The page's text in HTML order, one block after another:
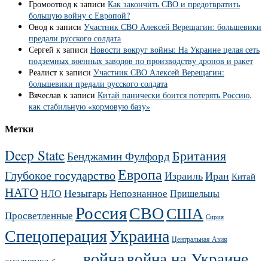
Громоотвод к записи Как закончить СВО и предотвратить
большую войну с Европой?
Овод к записи Участник СВО Алексей Верещагин: большевики
предали русского солдата
Сергей к записи Новости вокруг войны: На Украине целая сеть
подземных военных заводов по производству дронов и ракет
Реалист к записи Участник СВО Алексей Верещагин:
большевики предали русского солдата
Вячеслав к записи Китай панически боится потерять Россию,
как стабильную «кормовую базу»
Метки
Deep StateБенджамин Фулфорд Британия
Глубокое государствоЕвропаИзраильИран Китай
НАТОНЛО НезыгарьНепознанное Пришельцы
Просветленные РоссияСВОСША Сирия
СпецоперацияУкраина Центральная Азия